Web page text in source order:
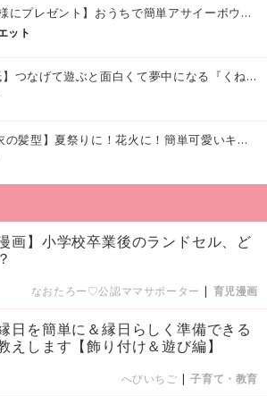
【抽選で3名様にプレゼント】おうちで簡単アサイーボウル風♪「アサイースムージー」でおいしく美容・健康習慣を始めよう！
ット
【簡単折り紙】つなげて遊ぶと面白くて夢中になる『くねくねへびさんの作り方』
【女の子 浴衣の髪型】夏祭りに！花火に！簡単可愛いキッズの浴衣ヘアアレンジまとめ
漫画】小学校卒業後のランドセル、ど
なおたろー♡公認ママサポーター | 育児漫画
日を簡単に＆縁日らしく準備できる
えします【飾り付け＆遊び編】
へびいちご |子育て・教育